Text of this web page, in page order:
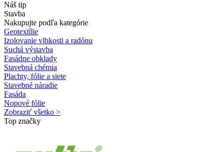
Náš tip
Stavba
Nakupujte podľa kategórie
Geotextílie
Izolovanie vlhkosti a radónu
Suchá výstavba
Fasádne obklady
Stavebná chémia
Plachty, fólie a siete
Stavebné náradie
Fasáda
Nopové fólie
Zobraziť všetko >
Top značky